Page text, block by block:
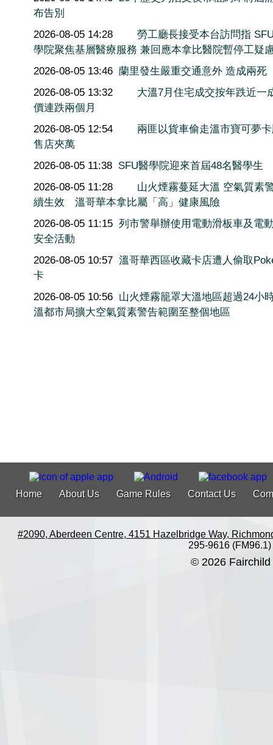
布告別
2026-08-05 14:28
勞工廳長接受本台訪問指
學院聚焦基層醫療服務 兼回應本拿比醫院暫停工疑
2026-08-05 13:46 蘭里發生嚴重交通意外 造成兩死
2026-08-05 13:32
大溫7月住宅成交按年跌近
價連跌兩個月
2026-08-05 12:54
兩匪以貨車偷走溫市寶可夢
售店夾萬
2026-08-05 11:38 SFU醫學院迎來首屆48名醫學生
2026-08-05 11:28
山火煙霧蔓延大溫 空氣質素
續生效 溫哥華本拿比屬「高」健康風險
2026-08-05 11:15 列市警舉辦使用電動滑板車及電
安全活動
2026-08-05 10:57 溫哥華西區收藏卡店遭人偷取
卡
2026-08-05 10:56 山火煙霧籠罩大溫地區超過24小
溫都市局擴大空氣質素警告範圍至整個地區
Home About Us Game Rules Contact Us
#2090, Aberdeen Centre, 4151 Hazelbridge Way,
295-9616 (FM96.1)
© 2026 Fairchild